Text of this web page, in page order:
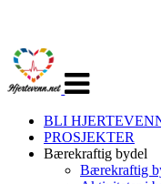
navigasjon
BLI
PROSJEKTER
Bærekraftig bydel
Bærekraftig